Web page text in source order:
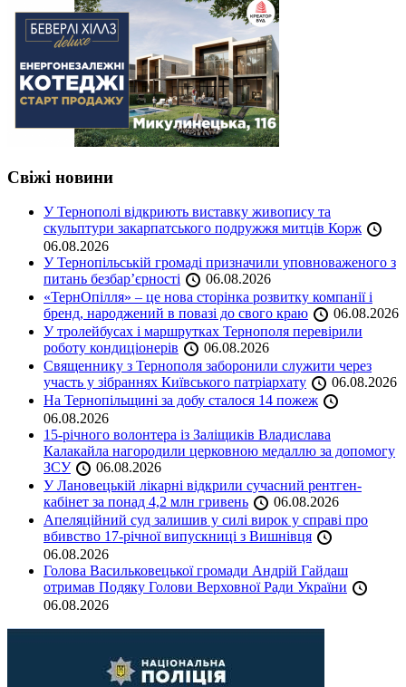
Свіжі новини
У Тернополі відкриють виставку живопису та
скульптури закарпатського подружжя митців Корж
06.08.2026
У Тернопільській громаді призначили уповноваженого з
питань безбар’єрності
06.08.2026
«ТернОпілля» – це нова сторінка розвитку компанії і
бренд, народжений в повазі до свого краю
06.08.2026
У тролейбусах і маршрутках Тернополя перевірили
роботу кондиціонерів
06.08.2026
Священнику з Тернополя заборонили служити через
участь у зібраннях Київського патріархату
06.08.2026
На Тернопільщині за добу сталося 14 пожеж
06.08.2026
15-річного волонтера із Заліщиків Владислава
Калакайла нагородили церковною медаллю за допомогу
ЗСУ
06.08.2026
У Лановецькій лікарні відкрили сучасний рентген-
кабінет за понад 4,2 млн гривень
06.08.2026
Апеляційний суд залишив у силі вирок у справі про
вбивство 17-річної випускниці з Вишнівця
06.08.2026
Голова Васильковецької громади Андрій Гайдаш
отримав Подяку Голови Верховної Ради України
06.08.2026